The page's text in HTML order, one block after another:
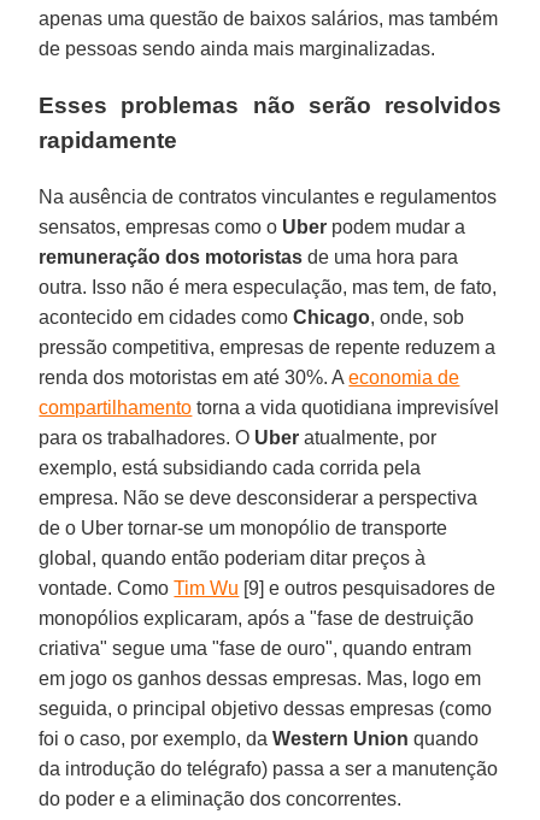
apenas uma questão de baixos salários, mas também
de pessoas sendo ainda mais marginalizadas.
Esses problemas não serão resolvidos
rapidamente
Na ausência de contratos vinculantes e regulamentos
sensatos, empresas como o Uber podem mudar a
remuneração dos motoristas de uma hora para
outra. Isso não é mera especulação, mas tem, de fato,
acontecido em cidades comoChicago, onde, sob
pressão competitiva, empresas de repente reduzem a
renda dos motoristas em até 30%. Aeconomia de
compartilhamento torna a vida quotidiana imprevisível
para os trabalhadores. O Uber atualmente, por
exemplo, está subsidiando cada corrida pela
empresa. Não se deve desconsiderar a perspectiva
de o Uber tornar-se um monopólio de transporte
global, quando então poderiam ditar preços à
vontade. ComoTim Wu [9] e outros pesquisadores de
monopólios explicaram, após a "fase de destruição
criativa" segue uma "fase de ouro", quando entram
em jogo os ganhos dessas empresas. Mas, logo em
seguida, o principal objetivo dessas empresas (como
foi o caso, por exemplo, daWestern Union quando
da introdução do telégrafo) passa a ser a manutenção
do poder e a eliminação dos concorrentes.